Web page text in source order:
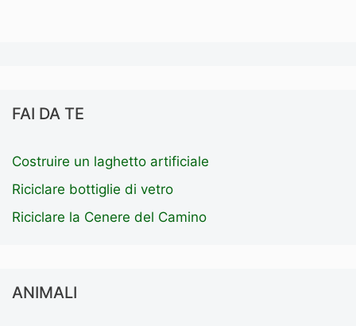
FAI DA TE
Costruire un laghetto artificiale
Riciclare bottiglie di vetro
Riciclare la Cenere del Camino
ANIMALI